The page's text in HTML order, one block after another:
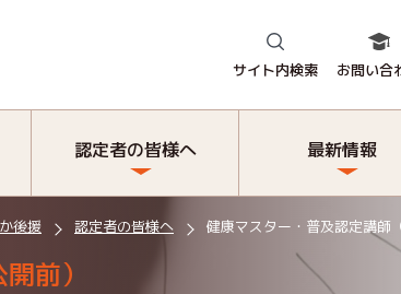
サイト内検索 お問い合
認定者の皆様へ 最新情報
後援 認定者の皆様へ 健康マスター・普及認定講師
前）